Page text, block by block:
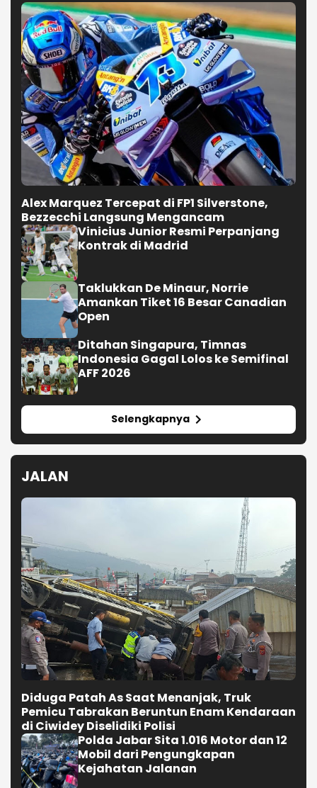
Alex Marquez Tercepat di FP1 Silverstone,
Bezzecchi Langsung Mengancam
Vinicius Junior Resmi Perpanjang
Kontrak di Madrid
Taklukkan De Minaur, Norrie
Amankan Tiket 16 Besar Canadian
Open
Ditahan Singapura, Timnas
Indonesia Gagal Lolos ke Semifinal
AFF 2026
Selengkapnya
JALAN
Diduga Patah As Saat Menanjak, Truk
Pemicu Tabrakan Beruntun Enam Kendaraan
di Ciwidey Diselidiki Polisi
Polda Jabar Sita 1.016 Motor dan 12
Mobil dari Pengungkapan
Kejahatan Jalanan